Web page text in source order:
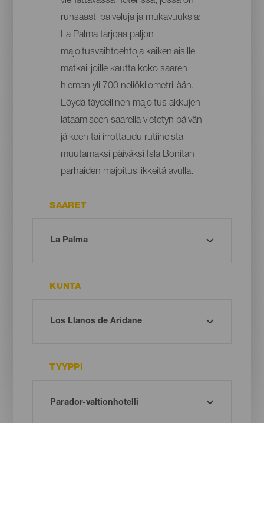
runsaasti palveluja ja mukavuuksia:
La Palma tarjoaa paljon
majoitusvaihtoehtoja kaikenlaisille
matkailijoille kautta koko saaren
hieman yli 700 neliökilometrillään.
Löydä täydellinen majoitus akkujen
lataamiseen saarella vietetyn päivän
jälkeen tai irrottaudu rutiineista
muutamaksi päiväksi Isla Bonitan
parhaiden majoitusliikkeitä avulla.
SAARET
KUNTA
TYYPPI